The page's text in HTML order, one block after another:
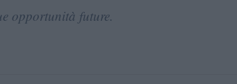
opportunità future.